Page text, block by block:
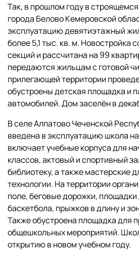
Так, в прошлом году в
города Белово Кемеровской
эксплуатацию девятиэтажный
более 5,1 тыс. кв. м. Новостройка
секций и рассчитана на 99
передаются жильцам с готовой
прилегающей территории
обустроены детская площадка и
автомобилей. Дом заселён в
В селе Алпатово Чеченской
введена в эксплуатацию школа
включает учебные корпуса для
классов, актовый и спортивный
библиотеку, а также мастерские
технологии. На территории
поле, беговые дорожки,
баскетбола, прыжков в длину и
Также обустроена площадка для
общешкольных мероприятий.
открытию в новом учебном году.